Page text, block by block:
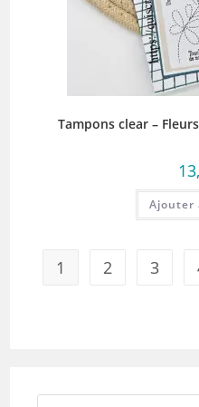
Tampons clear –
Ajouter
1 2 3